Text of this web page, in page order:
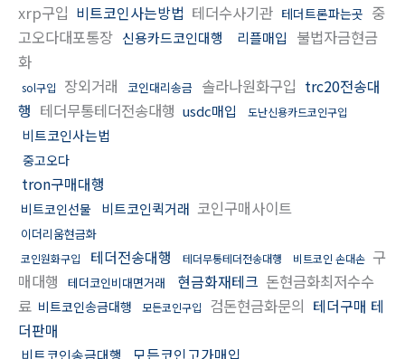
xrp구입 비트코인사는방법 테더수사기관 테더트론파는곳 중
고오다대포통장 신용카드코인대행 리플매입
불법자금현금
화
sol구입 장외거래 코인대리송금 솔라나원화구입 trc20전송대
행 테더무통테더전송대행 usdc매입 도난신용카드코인구입
비트코인사는법
중고오다
tron구매대행
비트코인선물 비트코인퀵거래 코인구매사이트
이더리움현금화
코인원화구입 테더전송대행 테더무통테더전송대행 비트코인 손대손 구
매대행
테더코인비대면거래 현금화재테크 돈현금화최저수수
료 비트코인송금대행 모든코인구입 검돈현금화문의 테더구매 테
더판매
비트코인송금대행 모든코인고가매입